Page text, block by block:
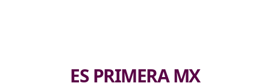
ES PRIMERA MX